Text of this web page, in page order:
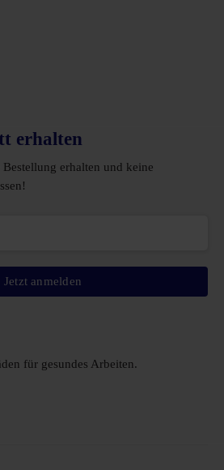
erhalten
erhalten und keine
Jetzt anmelden
für gesundes Arbeiten.